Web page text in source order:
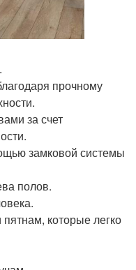
прочному
за счет
замковой системы
полов.
пятнам, которые легко